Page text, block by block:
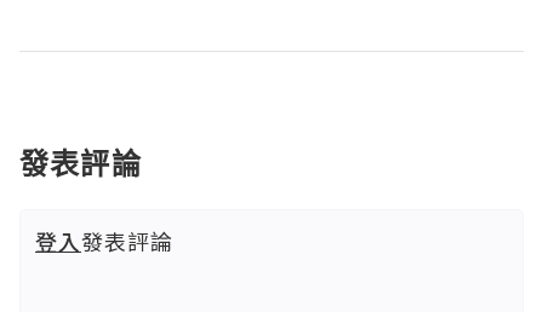
發表評論
登入發表評論